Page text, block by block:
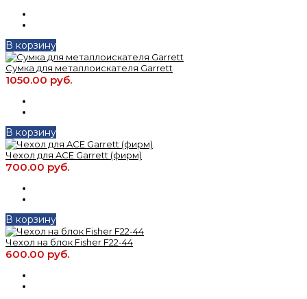
В корзину
Сумка для металлоискателя Garrett
1050.00 руб.
В корзину
Чехол для ACE Garrett (фирм)
700.00 руб.
В корзину
Чехол на блок Fisher F22-44
600.00 руб.